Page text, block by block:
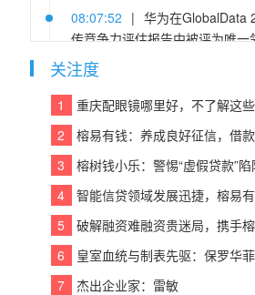
08:07:52 | 华为在GlobalData
传竞争力评估报告中被评为唯一
08:07:46
业出片，适配全品类后期需求
08:07:06 |
同届两项成果发表
6，云蝶科技持续推进协作式具身
08:07:31 | 在青岛，戴上VR就
人
08:07:18 | 平价无隐形收费，
件高性价比方案
关注度
1
重庆配眼镜哪里好，不了解这些知识配
2
榕易有钱：养成良好征信，借
3
榕树钱小乐：警惕“虚假贷款”陷阱，筑牢
4
智能信贷领域发展迅捷，榕易有钱时刻以客户为中心
5
破解融资难融资贵迷局，携手榕树钱小乐，让贷
6
皇室血统与制表先驱：保罗华菲飞行员系列与百达翡丽
7
杰出企业家：雷敏